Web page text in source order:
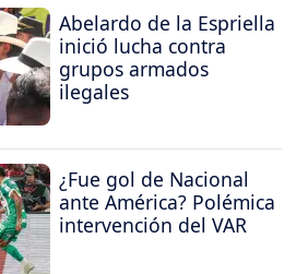
Abelardo de la Espriella
inició lucha contra
grupos armados
ilegales
¿Fue gol de Nacional
ante América? Polémica
intervención del VAR